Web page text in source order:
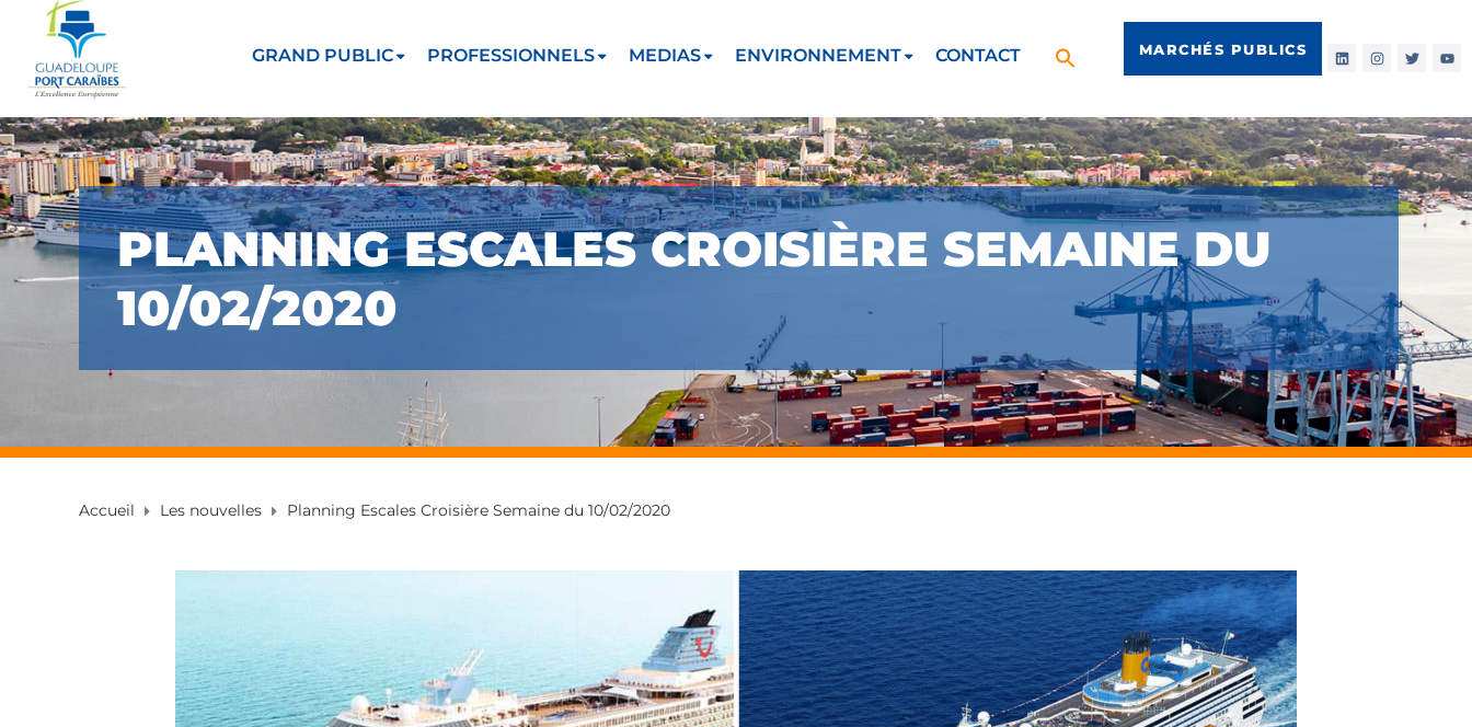
GRAND PUBLIC PROFESSIONNELS MEDIAS ENVIRONNEMENT CONTACT MARCHÉS PUBLICS
PLANNING ESCALES CROISIÈRE SEMAINE DU
10/02/2020
Accueil Les nouvelles Planning Escales Croisière Semaine du 10/02/2020